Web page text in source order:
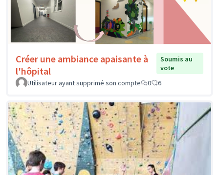
Créer une ambiance apaisante à
l'hôpital
Soumis au
vote
Utilisateur ayant supprimé son compte
0 6